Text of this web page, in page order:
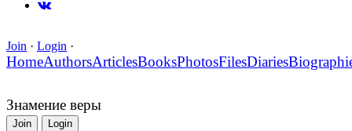
Join · Login ·
HomeAuthorsArticlesBooksPhotosFilesDiaries
Знамение веры
Join Login